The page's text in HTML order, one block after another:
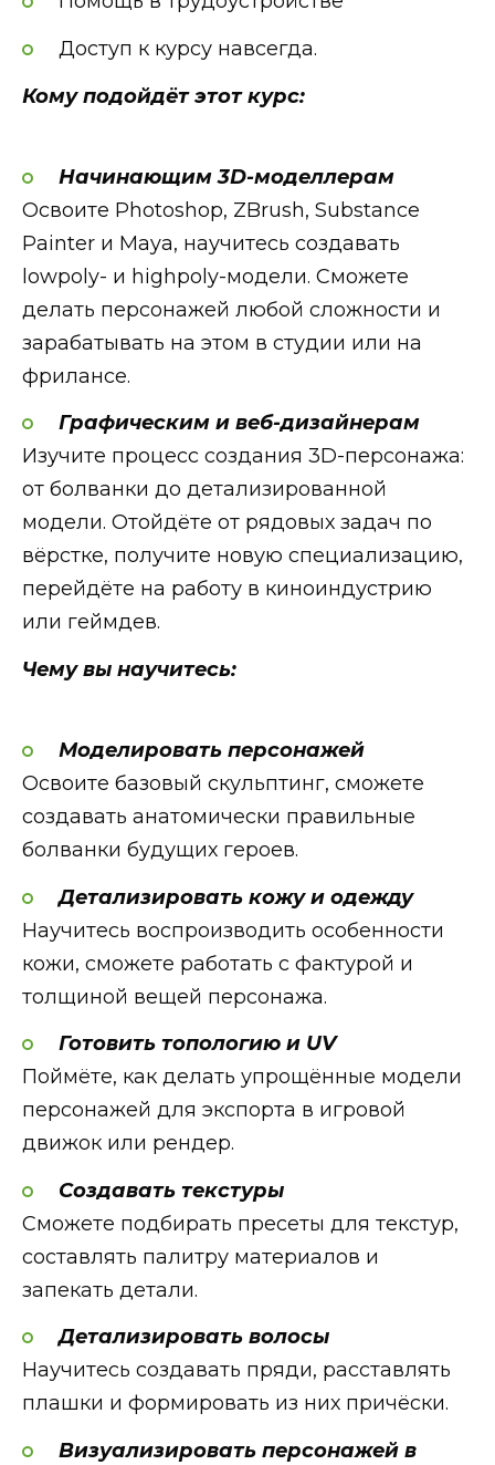
Доступ к курсу навсегда.
Кому подойдёт этот курс:
Начинающим 3D-моделлерам
Освоите Photoshop, ZBrush, Substance
Painter и Maya, научитесь создавать
lowpoly- и highpoly-модели. Сможете
делать персонажей любой сложности и
зарабатывать на этом в студии или на
фрилансе.
Графическим и веб-дизайнерам
Изучите процесс создания 3D-персонажа:
от болванки до детализированной
модели. Отойдёте от рядовых задач по
вёрстке, получите новую специализацию,
перейдёте на работу в киноиндустрию
или геймдев.
Чему вы научитесь:
Моделировать персонажей
Освоите базовый скульптинг, сможете
создавать анатомически правильные
болванки будущих героев.
Детализировать кожу и одежду
Научитесь воспроизводить особенности
кожи, сможете работать с фактурой и
толщиной вещей персонажа.
Готовить топологию и UV
Поймёте, как делать упрощённые модели
персонажей для экспорта в игровой
движок или рендер.
Создавать текстуры
Сможете подбирать пресеты для текстур,
составлять палитру материалов и
запекать детали.
Детализировать волосы
Научитесь создавать пряди, расставлять
плашки и формировать из них причёски.
Визуализировать персонажей в